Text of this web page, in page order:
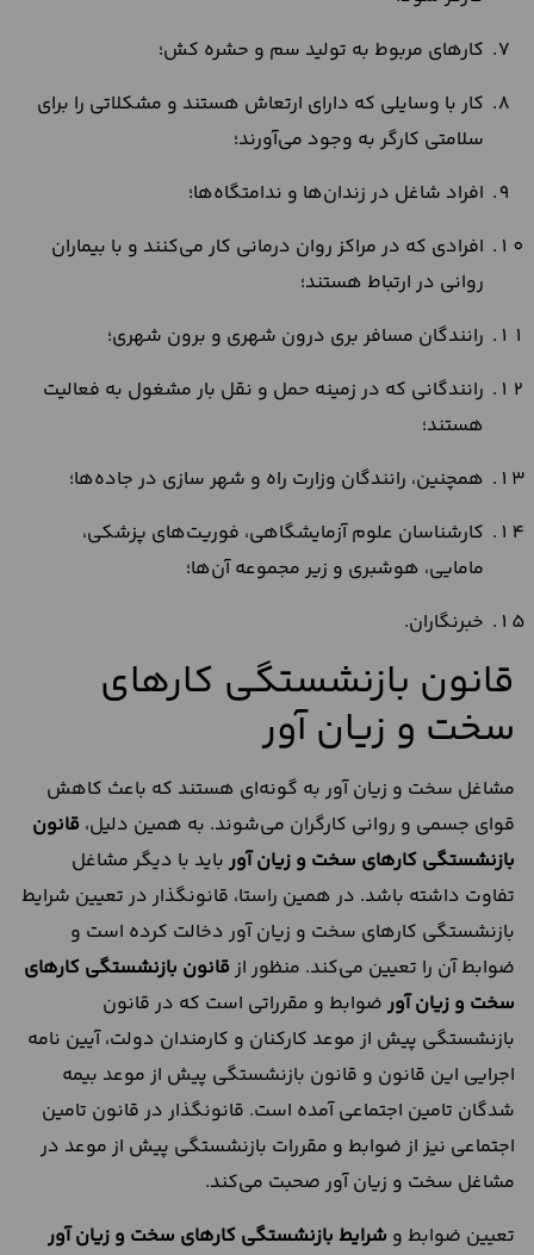
کارهای مربوط به تولید سم و حشره کش؛
کار با وسایلی که دارای ارتعاش هستند و مشکلاتی را برای
سلامتی کارگر به وجود می‌آورند؛
افراد شاغل در زندان‌ها و ندامتگاه‌ها؛
افرادی که در مراکز روان درمانی کار می‌کنند و با بیماران
روانی در ارتباط هستند؛
رانندگان مسافر بری درون شهری و برون شهری؛
رانندگانی که در زمینه حمل و نقل بار مشغول به فعالیت
هستند؛
همچنین، رانندگان وزارت راه و شهر سازی در جاده‌ها؛
کارشناسان علوم آزمایشگاهی، فوریت‌های پزشکی،
مامایی، هوشبری و زیر مجموعه آن‌ها؛
خبرنگاران.
قانون بازنشستگی کارهای
سخت و زیان آور
مشاغل سخت و زیان آور به گونه‌ای هستند که باعث کاهش
قوای جسمی و روانی کارگران می‌شوند. به همین دلیل، قانون
بازنشستگی کارهای سخت و زیان آور باید با دیگر مشاغل
تفاوت داشته باشد. در همین راستا، قانونگذار در تعیین شرایط
بازنشستگی کارهای سخت و زیان آور دخالت کرده است و
ضوابط آن را تعیین می‌کند. منظور از قانون بازنشستگی کارهای
سخت و زیان آور ضوابط و مقرراتی است که در قانون
بازنشستگی پیش از موعد کارکنان و کارمندان دولت، آیین نامه
اجرایی این قانون و قانون بازنشستگی پیش از موعد بیمه
شدگان تامین اجتماعی آمده است. قانونگذار در قانون تامین
اجتماعی نیز از ضوابط و مقررات بازنشستگی پیش از موعد در
مشاغل سخت و زیان آور صحبت می‌کند.
تعیین ضوابط و شرایط بازنشستگی کارهای سخت و زیان آور